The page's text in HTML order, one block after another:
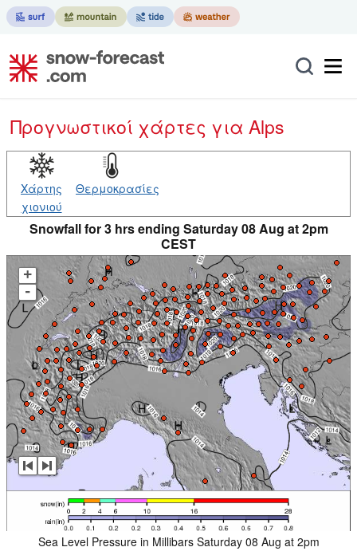
Προγνωστικοί χάρτες για Alps
Χάρτης
χιονιού
Θερμοκρασίες
Snowfall for 3 hrs ending Saturday 08 Aug at 2pm
CEST
+
-
Sea Level Pressure in Millibars Saturday 08 Aug at 2pm